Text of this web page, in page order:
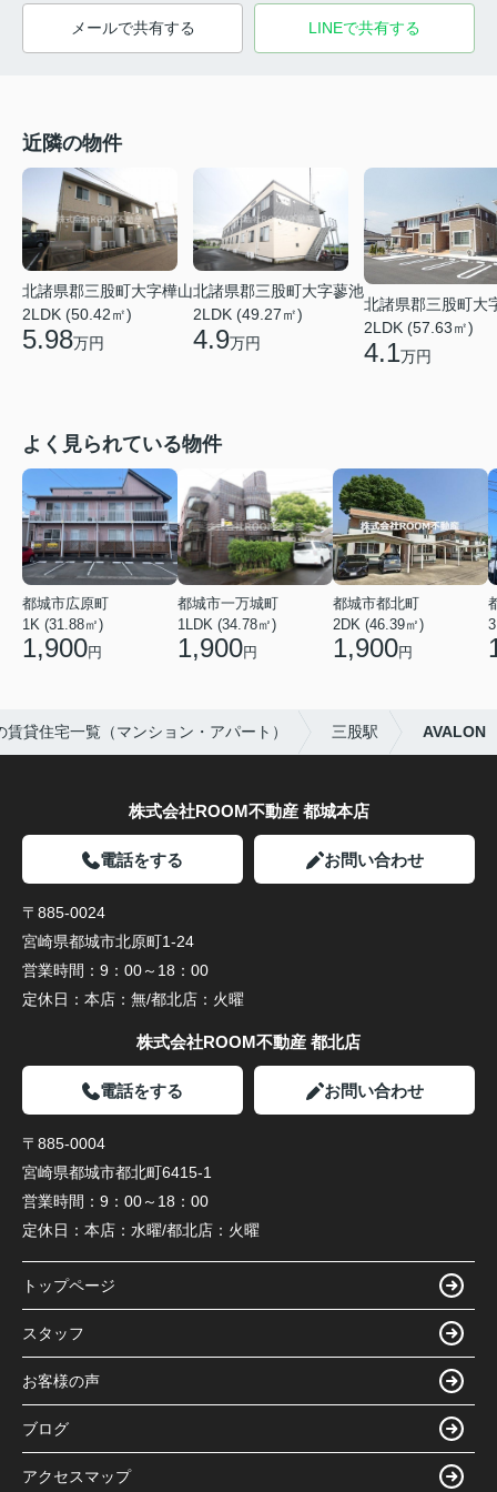
メールで共有する LINEで共有する
近隣の物件
北諸県郡三股町大字樺山
2LDK (50.42㎡)
5.98万円
北諸県郡三股町大字蓼池
2LDK (49.27㎡)
4.9万円
北諸県郡三股町大
2LDK (57.63㎡)
4.1万円
よく見られている物件
都城市広原町
1K (31.88㎡)
1,900円
都城市一万城町
1LDK (34.78㎡)
1,900円
都城市都北町
2DK (46.39㎡)
1,900円
貸住宅一覧（マンション・アパート） 三股駅 AVALON
株式会社ROOM不動産 都城本店
電話をする お問い合わせ
〒885-0024
宮崎県都城市北原町1-24
営業時間： 9：00～18：00
定休日： 本店：無/都北店：火曜
株式会社ROOM不動産 都北店
電話をする お問い合わせ
〒885-0004
宮崎県都城市都北町6415-1
営業時間： 9：00～18：00
定休日： 本店：水曜/都北店：火曜
トップページ
スタッフ
お客様の声
ブログ
アクセスマップ